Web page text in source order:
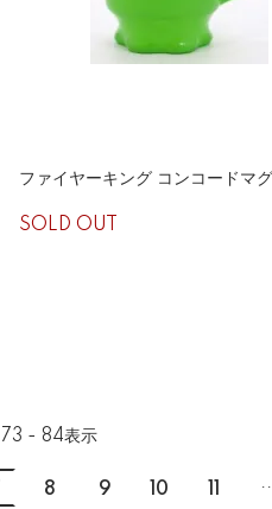
ファイヤーキング コンコードマ
SOLD OUT
73 - 84表示
8 9 10